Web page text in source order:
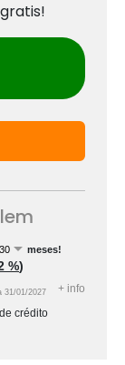
meses!
%)
31/01/2027 + info
crédito